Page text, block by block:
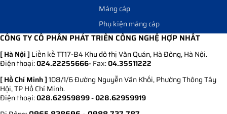
Máng cáp
Phụ kiện máng cáp
CÔNG TY CỔ PHẦN PHÁT TRIỂN CÔNG NGHỆ HỢP NHẤT
[ Hà Nội ] Liền kề TT17-B4 Khu đô thị Văn Quán, Hà Đông, Hà Nội.
Điện thoại:024.22255666- Fax:04.35511222
[ Hồ Chí Minh ]108/1/6 Đường Nguyễn Văn Khối, Phường Thông Tây
Hội, TP Hồ Chí Minh.
Điện thoại:028.62959899 - 028.62959919